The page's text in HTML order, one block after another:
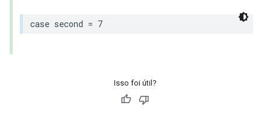
case second = 7
Isso foi útil?